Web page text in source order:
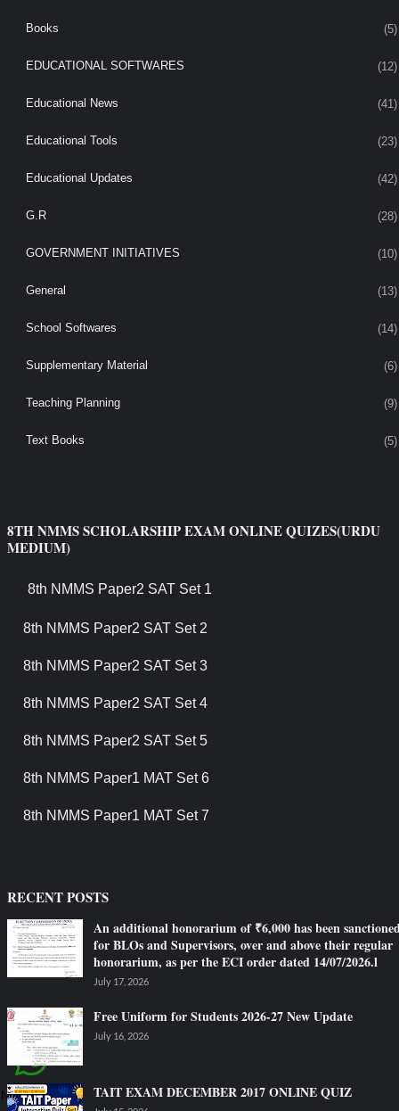
Books (5)
EDUCATIONAL SOFTWARES (12)
Educational News (41)
Educational Tools (23)
Educational Updates (42)
G.R (28)
GOVERNMENT INITIATIVES (10)
General (13)
School Softwares (14)
Supplementary Material (6)
Teaching Planning (9)
Text Books (5)
8TH NMMS SCHOLARSHIP EXAM ONLINE QUIZES(URDU
MEDIUM)
8th NMMS Paper2 SAT Set 1
8th NMMS Paper2 SAT Set 2
8th NMMS Paper2 SAT Set 3
8th NMMS Paper2 SAT Set 4
8th NMMS Paper2 SAT Set 5
8th NMMS Paper1 MAT Set 6
8th NMMS Paper1 MAT Set 7
RECENT POSTS
An additional honorarium of ₹6,000 has been
for BLOs and Supervisors, over and above their regular
honorarium, as per the ECI order dated 14/07/2026.l
July 17, 2026
Free Uniform for Students 2026-27 New Update
July 16, 2026
TAIT EXAM DECEMBER 2017 ONLINE QUIZ
Need Help?